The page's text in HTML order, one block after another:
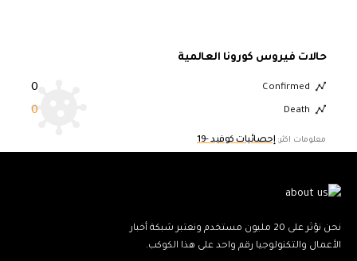
حالات فيروس كورونا العالمية
Confirmed
0
Death
0
معلومات اكثر: إحصائيات كوفيد -19
نحن نؤثر على 20 مليون مستخدم ونعتبر شبكة أخبار
الأعمال والتكنولوجيا رقم واحد على هذا الكوكب.